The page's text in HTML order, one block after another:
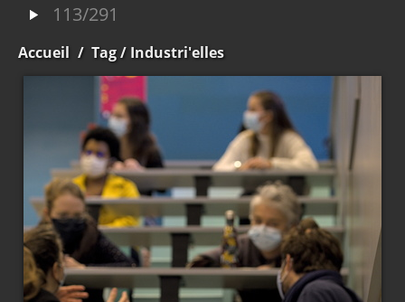
113/291
Accueil / Tag/ Industri'elles